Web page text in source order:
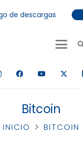
de descargas
autocompletados,
Bitcoin
INICIO BITCOIN